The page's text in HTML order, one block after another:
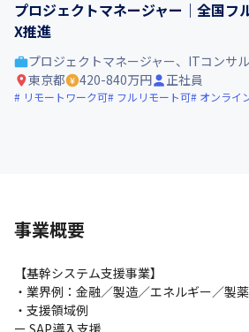
プロジェクトマネージャー｜全国フ
X推進
東京都
420-840万円 正社員
リモートワーク可 フルリモート可 オンライ
事業概要
【基幹システム支援事業】
・業界例：金融／製造／エネルギー／製
・支援領域例
ー SAP導入支援